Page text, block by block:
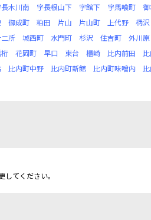
木川南 字長根山下 字館下 字馬喰町
御成町 粕田 片山 片山町 上代野 柄沢
所 城西町 水門町 杉沢 住吉町 外川原
花岡町 早口 東台 櫃崎 比内前田
比内町中野 比内町新館 比内町味噌内
てください。